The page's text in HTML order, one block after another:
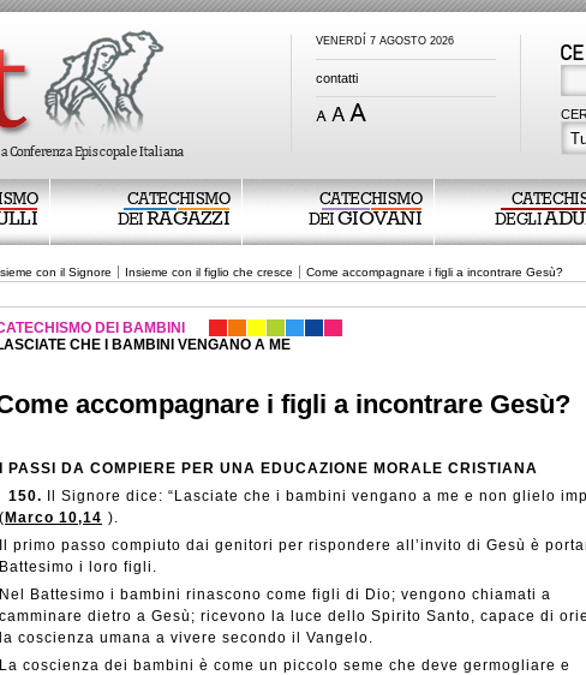
VENERDÍ 7 AGOSTO 2026
contatti
CATECHISMO
DEIRAGAZZI
CATECHISMO
DEIGIOVANI
DEGLI
con il Signore Insieme con il figlio che cresce Come accompagnare i figli a incontrare Gesù?
DEI BAMBINI
CHE I BAMBINI VENGANO A ME
accompagnare i figli a incontrare Gesù?
I PASSI DA COMPIERE PER UNA EDUCAZIONE MORALE CRISTIANA
150.
Il Signore dice: “Lasciate che i bambini vengano a me e non glielo
( Marco 10,14 ).
Il primo passo compiuto dai genitori per rispondere all’invito di Gesù è
Battesimo i loro figli.
Nel Battesimo i bambini rinascono come figli di Dio; vengono chiamati a
camminare dietro a Gesù; ricevono la luce dello Spirito Santo, capace di
la coscienza umana a vivere secondo il Vangelo.
La coscienza dei bambini è come un piccolo seme che deve germogliare e